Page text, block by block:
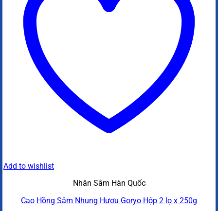
Add to wishlist
Nhân Sâm Hàn Quốc
Cao Hồng Sâm Nhung Hươu Goryo Hộp 2 lọ x 250g